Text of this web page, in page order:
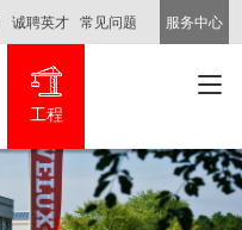
诚聘英才 常见问题 服务中心
工程